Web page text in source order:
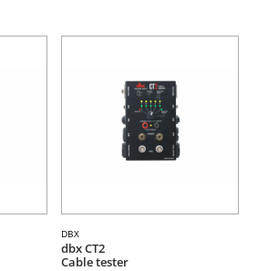
DBX
dbx CT2
Cable tester